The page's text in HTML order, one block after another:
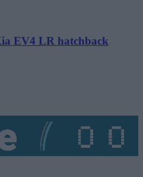
EV4 LR hatchback